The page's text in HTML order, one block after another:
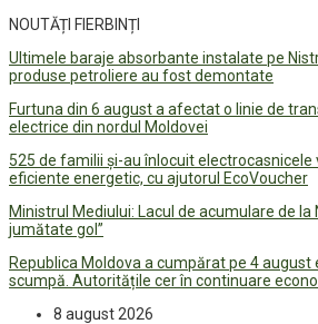
NOUTĂȚI FIERBINȚI
Ultimele baraje absorbante instalate pe
produse petroliere au fost demontate
Furtuna din 6 august a afectat o linie de
electrice din nordul Moldovei
525 de familii și-au înlocuit electrocasnicele
eficiente energetic, cu ajutorul EcoVoucher
Ministrul Mediului: Lacul de acumulare de la
jumătate gol”
Republica Moldova a cumpărat pe 4 august
scumpă. Autoritățile cer în continuare
8 august 2026